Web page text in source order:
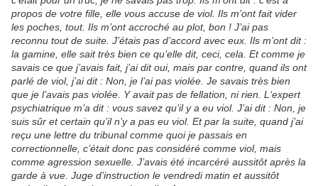
propos de votre fille, elle vous accuse de viol. Ils m’ont fait vider
les poches, tout. Ils m’ont accroché au plot, bon ! J’ai pas
reconnu tout de suite. J’étais pas d’accord avec eux. Ils m’ont dit :
la gamine, elle sait très bien ce qu’elle dit, ceci, cela. Et comme je
savais ce que j’avais fait, j’ai dit oui, mais par contre, quand ils ont
parlé de viol, j’ai dit : Non, je l’ai pas violée. Je savais très bien
que je l’avais pas violée. Y avait pas de fellation, ni rien. L‘expert
psychiatrique m’a dit : vous savez qu’il y a eu viol. J’ai dit : Non, je
suis sûr et certain qu’il n’y a pas eu viol. Et par la suite, quand j’ai
reçu une lettre du tribunal comme quoi je passais en
correctionnelle, c’était donc pas considéré comme viol, mais
comme agression sexuelle. J’avais été incarcéré aussitôt après la
garde à vue. Juge d’instruction le vendredi matin et aussitôt